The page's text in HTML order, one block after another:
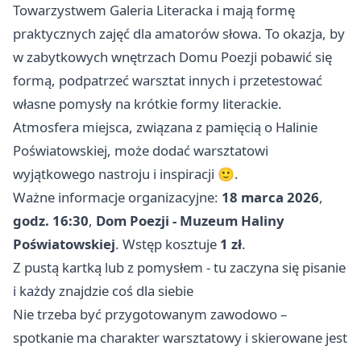
Towarzystwem Galeria Literacka i mają formę
praktycznych zajęć dla amatorów słowa. To okazja, by
w zabytkowych wnętrzach Domu Poezji pobawić się
formą, podpatrzeć warsztat innych i przetestować
własne pomysły na krótkie formy literackie.
Atmosfera miejsca, związana z pamięcią o Halinie
Poświatowskiej, może dodać warsztatowi
wyjątkowego nastroju i inspiracji 🙂.
Ważne informacje organizacyjne: 18 marca 2026,
godz. 16:30, Dom Poezji - Muzeum Haliny
Poświatowskiej. Wstęp kosztuje 1 zł.
Z pustą kartką lub z pomysłem - tu zaczyna się pisanie
i każdy znajdzie coś dla siebie
Nie trzeba być przygotowanym zawodowo –
spotkanie ma charakter warsztatowy i skierowane jest